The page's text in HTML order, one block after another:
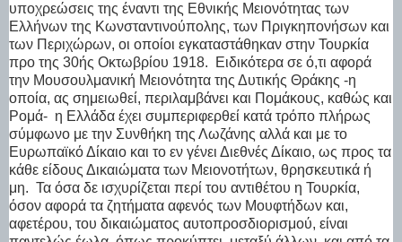
υποχρεώσεις της έναντι της Εθνικής Μειονότητας των
Ελλήνων της Κωνσταντινούπολης, των Πριγκηπονήσων και
των Περιχώρων, οι οποίοι εγκαταστάθηκαν στην Τουρκία
προ της 30ής Οκτωβρίου 1918.
Ειδικότερα σε ό,τι αφορά
την Μουσουλμανική Μειονότητα της Δυτικής Θράκης -η
οποία, ας σημειωθεί, περιλαμβάνει και Πομάκους, καθώς και
Ρομά- η Ελλάδα έχει συμπεριφερθεί κατά τρόπο πλήρως
σύμφωνο με την Συνθήκη της Λωζάνης αλλά και με το
Ευρωπαϊκό Δίκαιο και το εν γένει Διεθνές Δίκαιο, ως προς τα
κάθε είδους Δικαιώματα των Μειονοτήτων, θρησκευτικά ή
μη. Τα όσα δε ισχυρίζεται περί του αντιθέτου η Τουρκία,
όσον αφορά τα ζητήματα αφενός των Μουφτήδων και,
αφετέρου, του δικαιώματος αυτοπροσδιορισμού, είναι